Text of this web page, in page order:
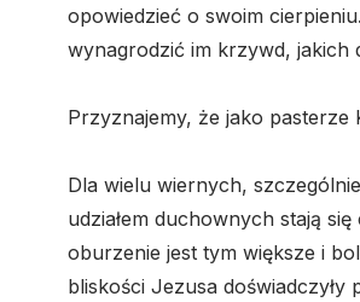
opowiedzieć o swoim
wynagrodzić im krzywd, jakich
Przyznajemy, że jako pasterze
Dla wielu wiernych,
udziałem duchownych stają
oburzenie jest tym większe i
bliskości Jezusa